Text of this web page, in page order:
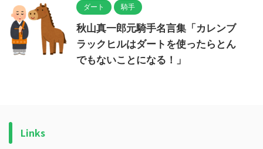
ダート 騎手
秋山真一郎元騎手名言集「カレンブ
ラックヒルはダートを使ったらとん
でもないことになる！」
Links